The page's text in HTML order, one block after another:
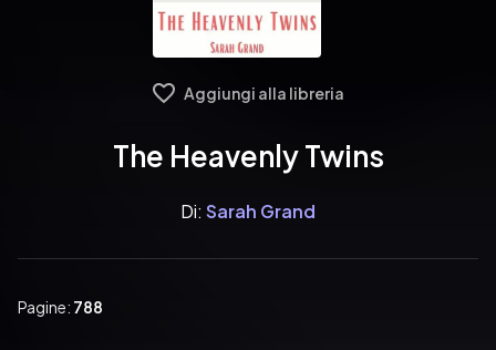
Aggiungi alla libreria
The Heavenly Twins
Di: Sarah Grand
Pagine: 788